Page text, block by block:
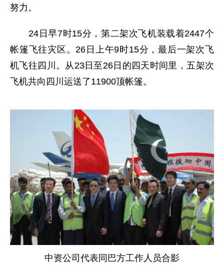
努力。
24日早7时15分，第二架次飞机装载着2447个
帐篷飞往灾区。26日上午9时15分，最后一架次飞
机飞往四川。从23日至26日的四天时间里，五架次
飞机共向四川运送了11900顶帐篷。
中资公司代表同巴方工作人员合影